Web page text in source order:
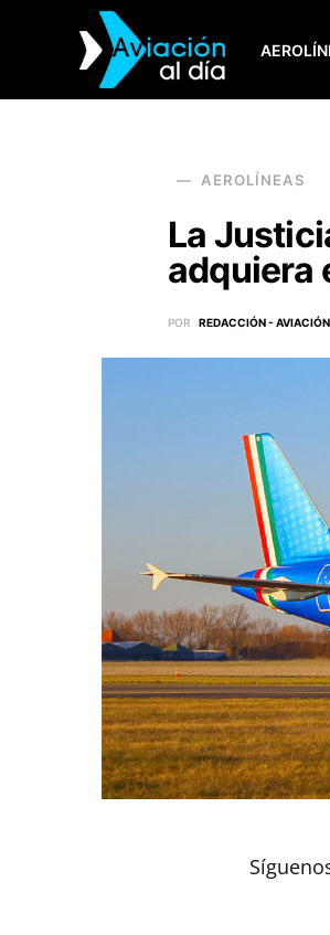
SEARCH FOR:
AEROLÍNEAS
La
adquiera
POR REDACCIÓN -